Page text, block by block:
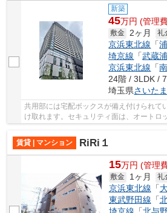
新築
45万円 (管理
敷金 2ヶ月 礼
京浜東北線 「
埼京線 「武蔵
京浜東北線 「
24階 / 3LDK /
埼玉県さいた
共用部には宅配ボックスが備え付けられて
け取れます。セキュリティ面は、オートロ
賃貸 | マンション
RiRi１
15万円 (管理
敷金 1ヶ月 礼
京浜東北線 「
東武野田線 「